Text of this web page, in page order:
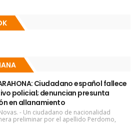
Ciudadano español fallece
policial; denuncian presunta
en allanamiento
- Un ciudadano de nacionalidad
preliminar por el apellido Perdomo,